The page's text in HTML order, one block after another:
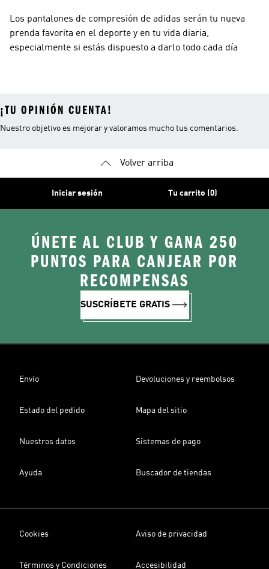
Los pantalones de compresión de adidas serán tu nueva
prenda favorita en el deporte y en tu vida diaria,
especialmente si estás dispuesto a darlo todo cada día
¡TU OPINIÓN CUENTA!
Nuestro objetivo es mejorar y valoramos mucho tus comentarios.
Volver arriba
Iniciar sesión Tu carrito (0)
ÚNETE AL CLUB Y GANA 250
PUNTOS PARA CANJEAR POR
RECOMPENSAS
SUSCRÍBETE GRATIS
Envío Devoluciones y reembolsos
Estado del pedido Mapa del sitio
Nuestros datos Sistemas de pago
Ayuda Buscador de tiendas
Cookies Aviso de privacidad
Términos y Condiciones Accesibilidad